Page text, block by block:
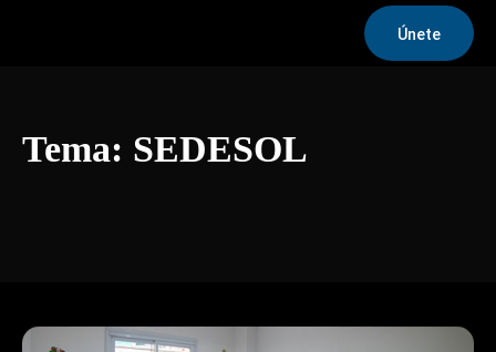
Únete
Tema: SEDESOL